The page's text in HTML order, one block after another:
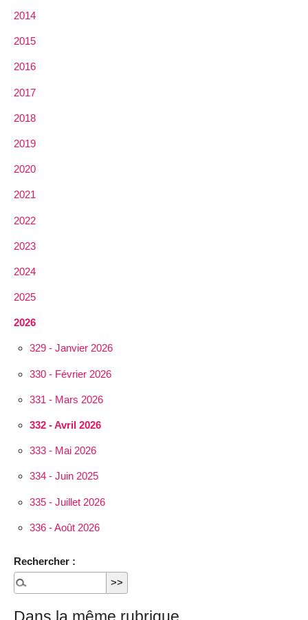
2014
2015
2016
2017
2018
2019
2020
2021
2022
2023
2024
2025
2026
329 - Janvier 2026
330 - Février 2026
331 - Mars 2026
332 - Avril 2026
333 - Mai 2026
334 - Juin 2025
335 - Juillet 2026
336 - Août 2026
Rechercher :